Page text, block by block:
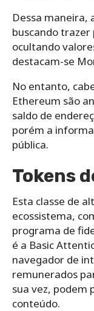
Dessa maneira,
buscando trazer
ocultando
destacam-se
No entanto,
Ethereum são
saldo de
porém a
pública.
Tokens
Esta classe de
ecossistema,
programa de
é a Basic
navegador de
remunerados
sua vez, podem
conteúdo.